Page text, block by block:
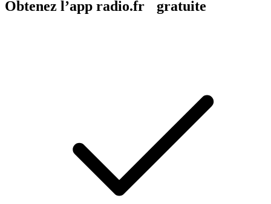
Obtenez l’app radio.fr gratuite